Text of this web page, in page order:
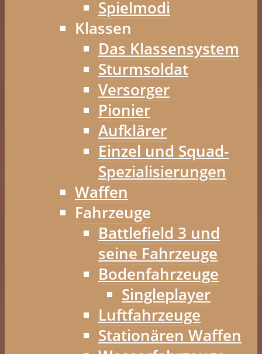
Spielmodi
Klassen
Das Klassensystem
Sturmsoldat
Versorger
Pionier
Aufklärer
Einzel und Squad-
Spezialisierungen
Waffen
Fahrzeuge
Battlefield 3 und
seine Fahrzeuge
Bodenfahrzeuge
Singleplayer
Luftfahrzeuge
Stationären Waffen